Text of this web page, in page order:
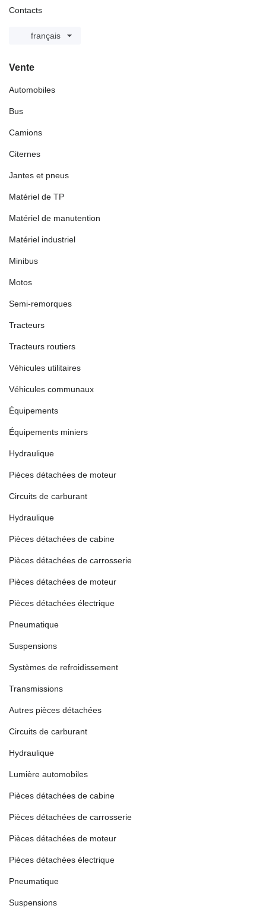
Contacts
français
Vente
Automobiles
Bus
Camions
Citernes
Jantes et pneus
Matériel de TP
Matériel de manutention
Matériel industriel
Minibus
Motos
Semi-remorques
Tracteurs
Tracteurs routiers
Véhicules utilitaires
Véhicules communaux
Équipements
Équipements miniers
Hydraulique
Pièces détachées de moteur
Circuits de carburant
Hydraulique
Pièces détachées de cabine
Pièces détachées de carrosserie
Pièces détachées de moteur
Pièces détachées électrique
Pneumatique
Suspensions
Systèmes de refroidissement
Transmissions
Autres pièces détachées
Circuits de carburant
Hydraulique
Lumière automobiles
Pièces détachées de cabine
Pièces détachées de carrosserie
Pièces détachées de moteur
Pièces détachées électrique
Pneumatique
Suspensions